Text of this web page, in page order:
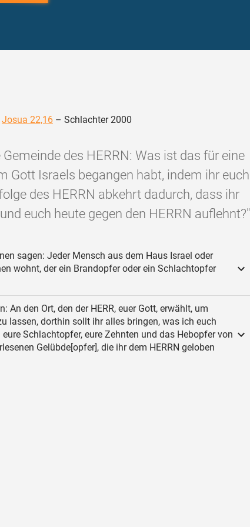
Josua 22,16 – Schlachter 2000
des HERRN: Was ist das für eine
Gott Israels begangen habt, indem ihr euch
des HERRN abkehrt dadurch, dass ihr
euch heute gegen den HERRN auflehnt?"
sagen: Jeder Mensch aus dem Haus Israel oder
wohnt, der ein Brandopfer oder ein Schlachtopfer
An den Ort, den der HERR, euer Gott, erwählt, um
lassen, dorthin sollt ihr alles bringen, was ich euch
Schlachtopfer, eure Zehnten und das Hebopfer von
Gelübde[opfer], die ihr dem HERRN geloben